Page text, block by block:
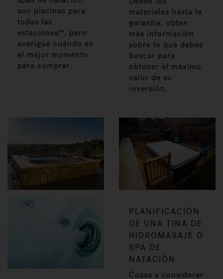
son piscinas para
todas las
estaciones™, pero
averigüe cuándo es
el mejor momento
para comprar.
materiales hasta la
garantía, obten
más información
sobre lo que debes
buscar para
obtener el máximo
valor de su
inversión.
PLANIFICACIÓN
DE UNA TINA DE
HIDROMASAJE O
SPA DE
NATACIÓN
Cosas a considerar